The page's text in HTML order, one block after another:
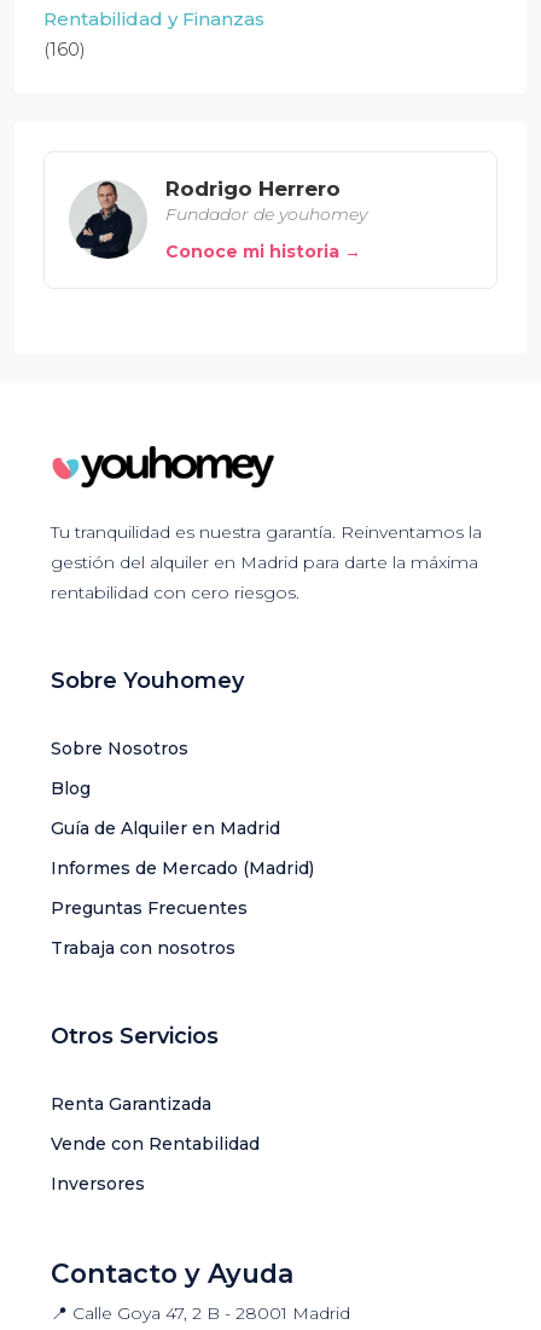
Rentabilidad y Finanzas
(160)
Rodrigo Herrero
Fundador de youhomey
Conoce mi historia →
Tu tranquilidad es nuestra garantía. Reinventamos la
gestión del alquiler en Madrid para darte la máxima
rentabilidad con cero riesgos.
Sobre Youhomey
Sobre Nosotros
Blog
Guía de Alquiler en Madrid
Informes de Mercado (Madrid)
Preguntas Frecuentes
Trabaja con nosotros
Otros Servicios
Renta Garantizada
Vende con Rentabilidad
Inversores
Contacto y Ayuda
📍 Calle Goya 47, 2 B - 28001 Madrid